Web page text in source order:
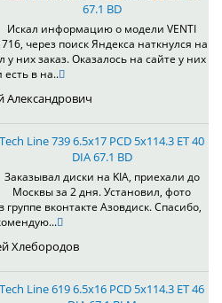
67.1 BD
Искал информацию о модели VENTI
через поиск Яндекса наткнулся на
них заказ. Оказалось на сайте у них
есть в на..
Александрович
Tech Line 739 6.5x17 PCD 5x114.3 ET 40
DIA 67.1 BD
Заказывал диски на KIA, приехали до
Москвы за 2 дня. Установил, фото
вконтакте Азовдиск. Спасибо,
Хлебородов
Tech Line 619 6.5x16 PCD 5x114.3 ET 46